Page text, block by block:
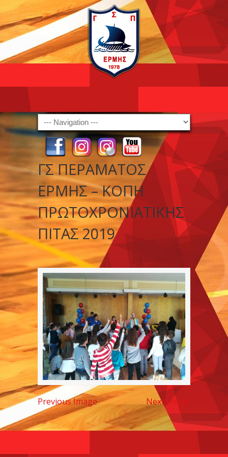
Navigation
ΓΣ ΠΕΡΑΜΑΤΟΣ
ΕΡΜΗΣ – ΚΟΠΗ
ΠΡΩΤΟΧΡΟΝΙΑΤΙΚΗΣ
ΠΙΤΑΣ 2019
Previous Image Next Image